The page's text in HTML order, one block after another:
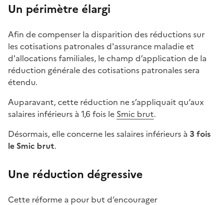
Un périmètre élargi
Afin de compenser la disparition des réductions sur
les cotisations patronales d'assurance maladie et
d'allocations familiales, le champ d’application de la
réduction générale des cotisations patronales sera
étendu.
Auparavant, cette réduction ne s’appliquait qu’aux
salaires inférieurs à 1,6 fois le Smic brut.
Désormais, elle concerne les salaires inférieurs à 3 fois
le Smic brut.
Une réduction dégressive
Cette réforme a pour but d’encourager